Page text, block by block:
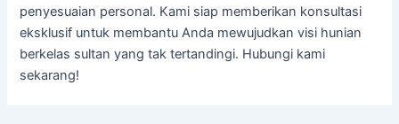
penyesuaian personal. Kami siap memberikan konsultasi
eksklusif untuk membantu Anda mewujudkan visi hunian
berkelas sultan yang tak tertandingi. Hubungi kami
sekarang!